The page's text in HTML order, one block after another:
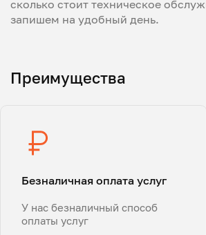
сколько стоит техническое
запишем на удобный день.
Преимущества
Безналичная оплата услуг
У нас безналичный способ
оплаты услуг